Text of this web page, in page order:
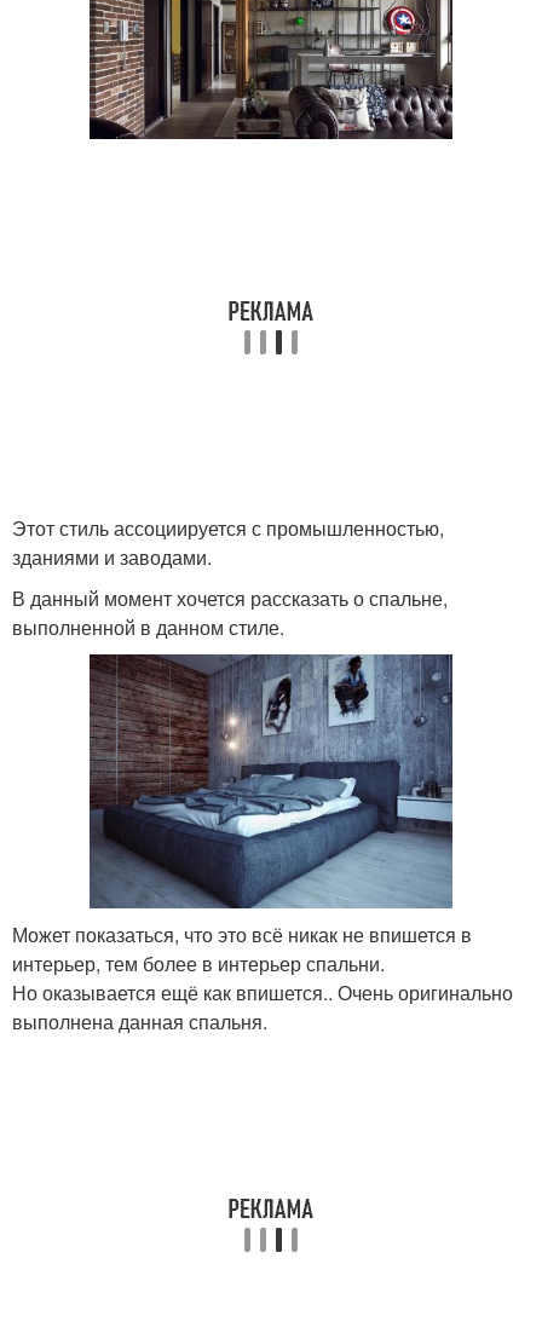
Этот стиль ассоциируется с промышленностью,
зданиями и заводами.
В данный момент хочется рассказать о спальне,
выполненной в данном стиле.
Может показаться, что это всё никак не впишется в
интерьер, тем более в интерьер спальни.
Но оказывается ещё как впишется.. Очень оригинально
выполнена данная спальня.